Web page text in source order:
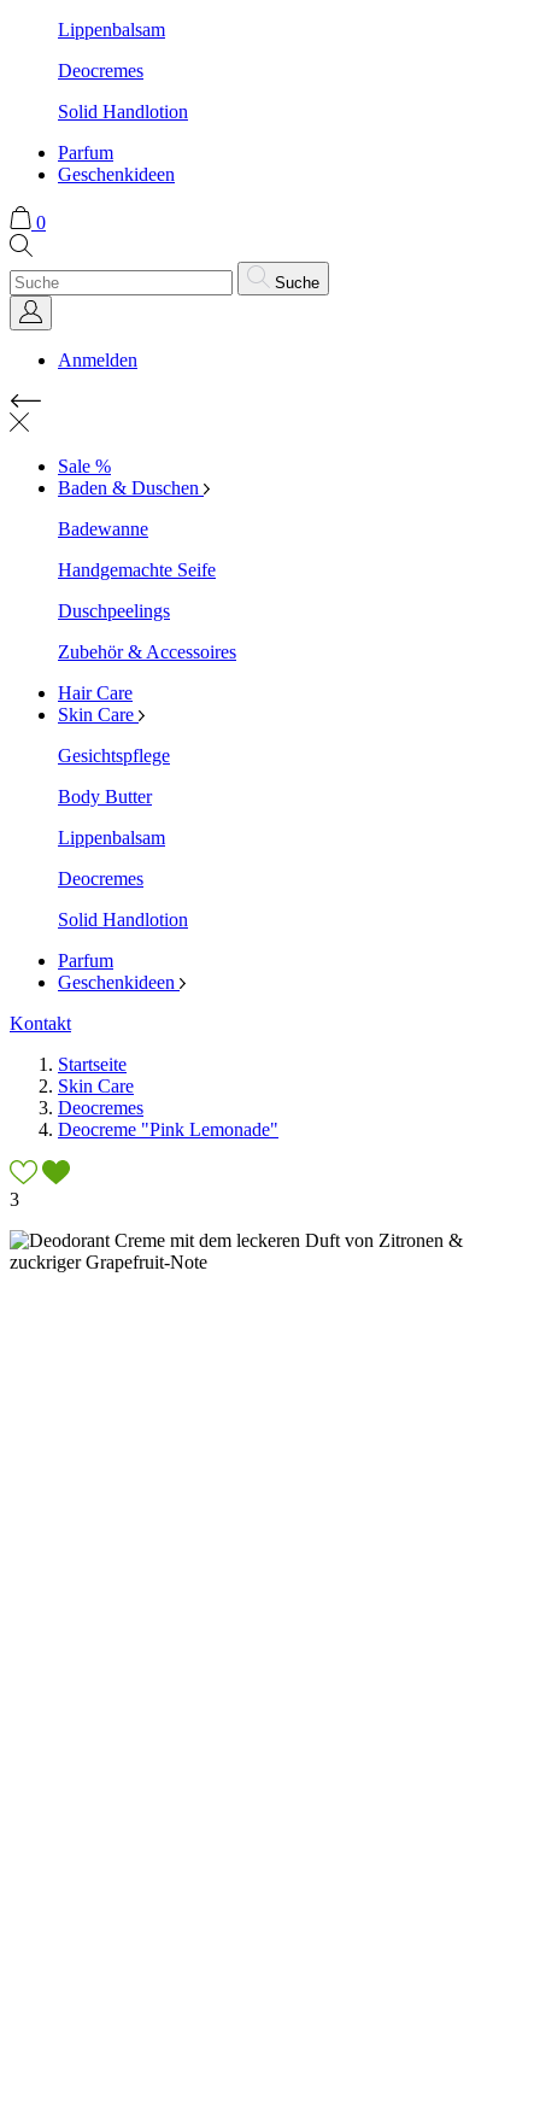
Lippenbalsam
Deocremes
Solid Handlotion
Parfum
Geschenkideen
0
Suche
Anmelden
Sale %
Baden & Duschen
Badewanne
Handgemachte Seife
Duschpeelings
Zubehör & Accessoires
Hair Care
Skin Care
Gesichtspflege
Body Butter
Lippenbalsam
Deocremes
Solid Handlotion
Parfum
Geschenkideen
Kontakt
Startseite
Skin Care
Deocremes
Deocreme "Pink Lemonade"
3